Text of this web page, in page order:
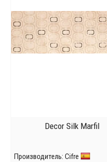
Decor Silk Marfil
Производитель: Cifre